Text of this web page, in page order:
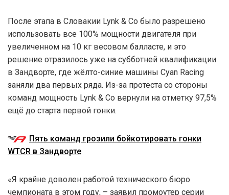
После этапа в Словакии Lynk & Co было разрешено
использовать все 100% мощности двигателя при
увеличенном на 10 кг весовом балласте, и это
решение отразилось уже на субботней квалификации
в Зандворте, где жёлто-синие машины Cyan Racing
заняли два первых ряда. Из-за протеста со стороны
команд мощность Lynk & Co вернули на отметку 97,5%
ещё до старта первой гонки.
Пять команд грозили бойкотировать гонки
WTCR в Зандворте
«Я крайне доволен работой технического бюро
чемпионата в этом году, – заявил промоутер серии